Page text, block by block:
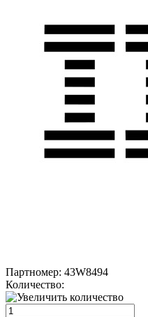
Партномер: 43W8494
Количество: